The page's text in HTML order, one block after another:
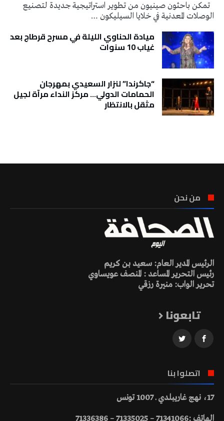
تمكن باحثون صينيون من تطوير استراتيجية جديدة لتصنيع
الوصلات المعدنية في خلايا السيليكون …
ميادة الحناوي الليلة في مسرح قرطاج بعد
غياب 10 سنوات
“جاكرندا” لنزار السعيدي بمهرجان
الحمامات الدولي… مركز النداء مرآة لجيل
مثقل بالانتظار
من نحن
الرئيس المدير العام: سعيد بن كريم
رئيس التحرير المساعد : المنصف عويساوي
تحرير الواب: منيرة رزقي
تابعونا
اتصلوا بنا
17، نهج غاريبلدي ـ 1007 تونس
الهاتف :71341066 – 71335025 – 71336386